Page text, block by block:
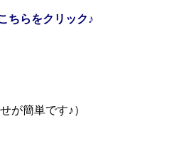
ちらをクリック♪
が簡単です♪）